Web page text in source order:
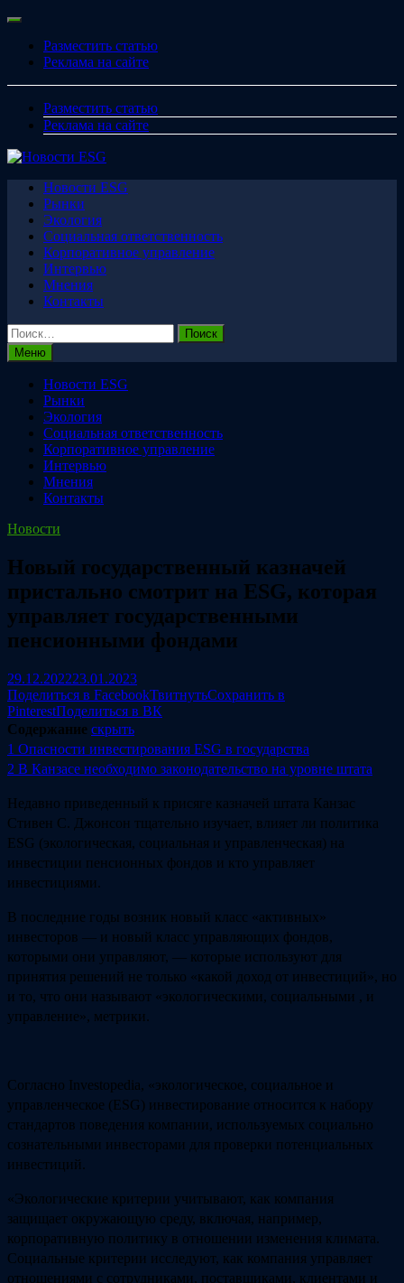
Перейти
содержимому
Меню
Разместить статью
Реклама на сайте
Разместить статью
Реклама на сайте
Новости ESG
Рынки
Экология
Социальная ответственность
Корпоративное управление
Интервью
Мнения
Контакты
Найти:
Меню
Новости ESG
Рынки
Экология
Социальная ответственность
Корпоративное управление
Интервью
Мнения
Контакты
Новости
Новый государственный казначей
пристально смотрит на ESG, которая
управляет государственными
пенсионными фондами
29.12.202223.01.2023
Поделиться в FacebookТвитнутьСохранить в
PinterestПоделиться в ВК
Содержание скрыть
1 Опасности инвестирования ESG в государства
2 В Канзасе необходимо законодательство на уровне штата
Недавно приведенный к присяге казначей штата Канзас
Стивен С. Джонсон тщательно изучает, влияет ли политика
ESG (экологическая, социальная и управленческая) на
инвестиции пенсионных фондов и кто управляет
инвестициями.
В последние годы возник новый класс «активных»
инвесторов — и новый класс управляющих фондов,
которыми они управляют, — которые используют для
принятия решений не только «какой доход от инвестиций», но
и то, что они называют «экологическими, социальными , и
управление», метрики.
Согласно Investopedia, «экологическое, социальное и
управленческое (ESG) инвестирование относится к набору
стандартов поведения компании, используемых социально
сознательными инвесторами для проверки потенциальных
инвестиций.
«Экологические критерии учитывают, как компания
защищает окружающую среду, включая, например,
корпоративную политику в отношении изменения климата.
Социальные критерии исследуют, как компания управляет
отношениями с сотрудниками, поставщиками, клиентами и